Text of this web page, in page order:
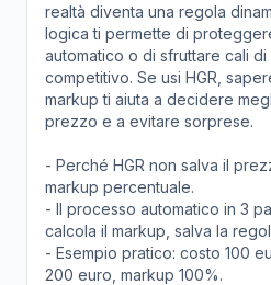
realtà diventa una regola
logica ti permette di
automatico o di sfruttare cali
competitivo. Se usi HGR,
markup ti aiuta a decidere
prezzo e a evitare sorprese.
- Perché HGR non salva il
markup percentuale.
- Il processo automatico in 3
calcola il markup, salva la
- Esempio pratico: costo 100
200 euro, markup 100%.